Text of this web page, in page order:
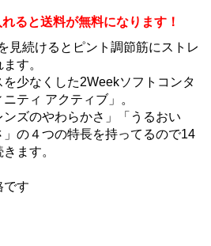
ると送料が無料になります！
見続けるとピント調節筋にストレ
す。
少なくした2Weekソフトコンタ
ティ アクティブ」。
ンズのやわらかさ」「うるおい
の４つの特長を持ってるので14
ます。
です